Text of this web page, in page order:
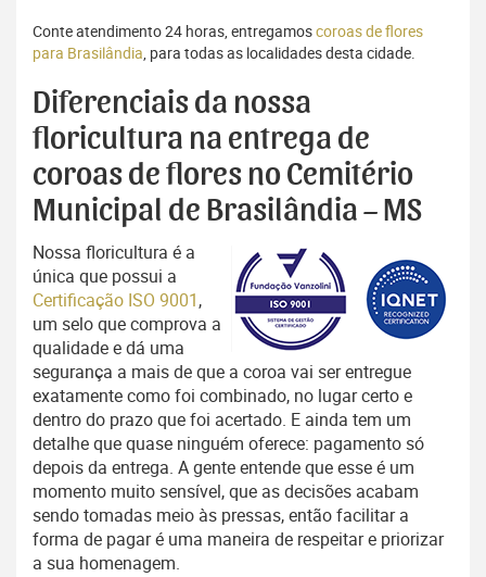
Conte atendimento 24 horas, entregamoscoroas de flores
para Brasilândia, para todas as localidades desta cidade.
Diferenciais da nossa
floricultura na entrega de
coroas de flores no Cemitério
Municipal de Brasilândia – MS
Nossa floricultura é a
única que possui a
Certificação ISO 9001,
um selo que comprova a
qualidade e dá uma
segurança a mais de que a coroa vai ser entregue
exatamente como foi combinado, no lugar certo e
dentro do prazo que foi acertado. E ainda tem um
detalhe que quase ninguém oferece: pagamento só
depois da entrega. A gente entende que esse é um
momento muito sensível, que as decisões acabam
sendo tomadas meio às pressas, então facilitar a
forma de pagar é uma maneira de respeitar e priorizar
a sua homenagem.